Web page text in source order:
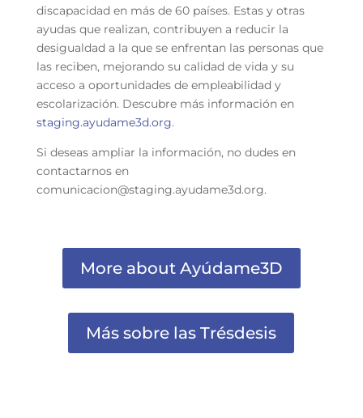
discapacidad en más de 60 países. Estas y otras
ayudas que realizan, contribuyen a reducir la
desigualdad a la que se enfrentan las personas que
las reciben, mejorando su calidad de vida y su
acceso a oportunidades de empleabilidad y
escolarización. Descubre más información en
staging.ayudame3d.org.
Si deseas ampliar la información, no dudes en
contactarnos en
comunicacion@staging.ayudame3d.org.
More about Ayúdame3D
Más sobre las Trésdesis